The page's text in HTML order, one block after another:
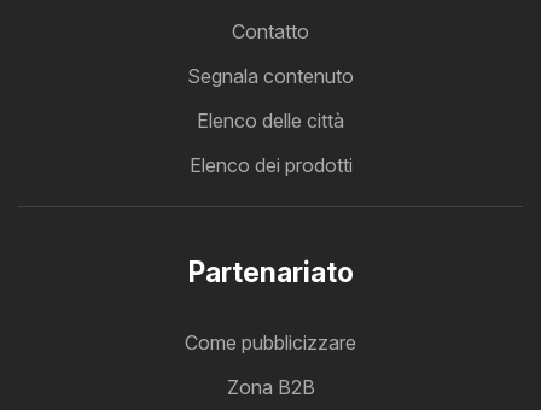
Contatto
Segnala contenuto
Elenco delle città
Elenco dei prodotti
Partenariato
Come pubblicizzare
Zona B2B